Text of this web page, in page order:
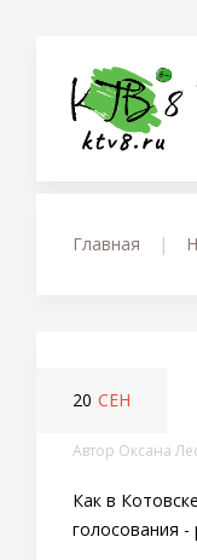
Главная
20 СЕН
Автор Оксана
Как в
голосования -